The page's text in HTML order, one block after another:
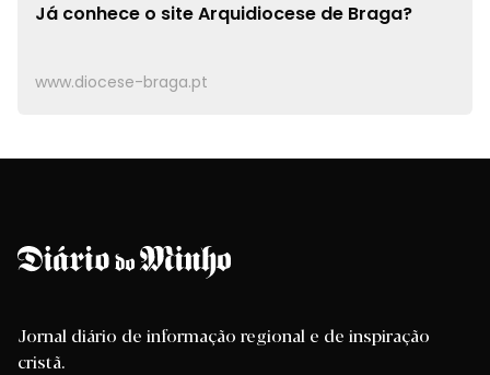
Já conhece o siteArquidiocese de Braga?
www.diocese-braga.pt
Jornal diário de informação regional e de inspiração
cristã.